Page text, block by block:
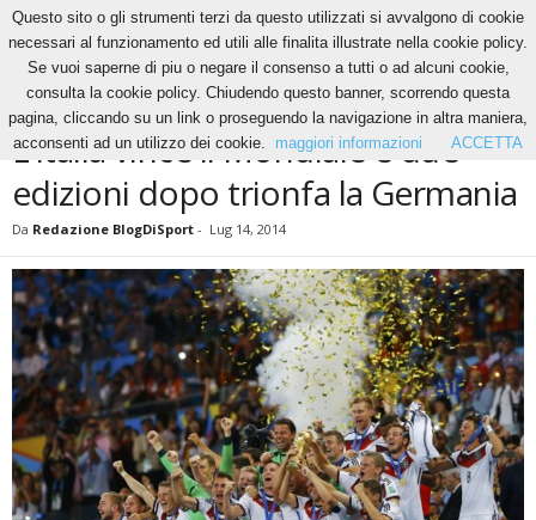
News L’Italia vince il Mondiale e due edizioni dopo trionfa la Germania
NEWS
L’Italia vince il Mondiale e due
edizioni dopo trionfa la Germania
Da Redazione BlogDiSport - Lug 14, 2014
Questo sito o gli strumenti terzi da questo utilizzati si avvalgono di cookie
necessari al funzionamento ed utili alle finalita illustrate nella cookie policy.
Se vuoi saperne di piu o negare il consenso a tutti o ad alcuni cookie,
consulta la cookie policy. Chiudendo questo banner, scorrendo questa
pagina, cliccando su un link o proseguendo la navigazione in altra maniera,
acconsenti ad un utilizzo dei cookie.
maggiori informazioni ACCETTA